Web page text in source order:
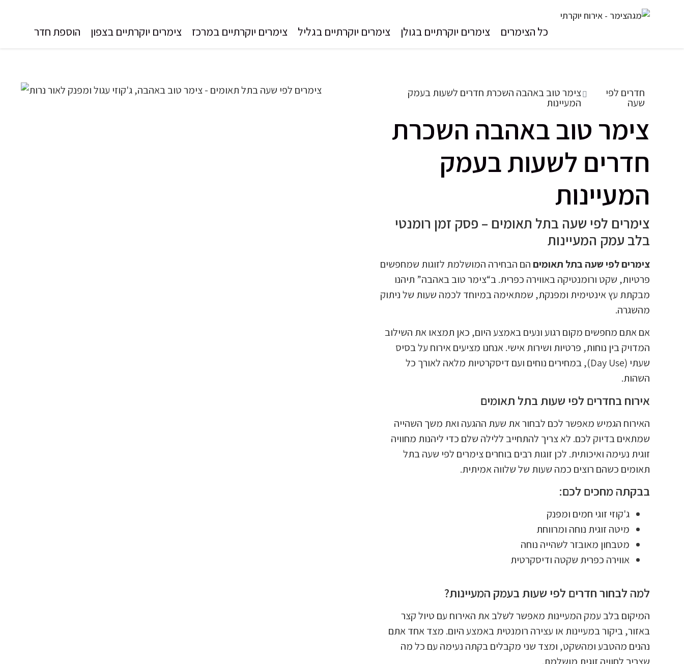
כל הצימרים צימרים יוקרתיים בגולן צימרים יוקרתיים בגליל צימרים יוקרתיים במרכז צימרים יוקרתיים בצפון הוספת חדר
חדרים לפי
שעה
צימר טוב באהבה השכרת חדרים לשעות בעמק
המעיינות
צימר טוב באהבה השכרת
חדרים לשעות בעמק
המעיינות
צימרים לפי שעה בתל תאומים – פסק זמן רומנטי
בלב עמק המעיינות
צימרים לפי שעה בתל תאומיםהם הבחירה המושלמת לזוגות שמחפשים
פרטיות, שקט ורומנטיקה באווירה כפרית. ב“צימר טוב באהבה” תיהנו
מבקתת עץ אינטימית ומפנקת, שמתאימה במיוחד לכמה שעות של ניתוק
מהשגרה.
אם אתם מחפשים מקום רגוע ונעים באמצע היום, כאן תמצאו את השילוב
המדויק בין נוחות, פרטיות ושירות אישי. אנחנו מציעים אירוח על בסיס
שעתי (Day Use), במחירים נוחים ועם דיסקרטיות מלאה לאורך כל
השהות.
אירוח בחדרים לפי שעות בתל תאומים
האירוח הגמיש מאפשר לכם לבחור את שעת ההגעה ואת משך השהייה
שמתאים בדיוק לכם. לא צריך להתחייב ללילה שלם כדי ליהנות מחוויה
זוגית נעימה ואיכותית. לכן זוגות רבים בוחרים צימרים לפי שעה בתל
תאומים כשהם רוצים כמה שעות של שלווה אמיתית.
בבקתה מחכים לכם:
ג'קוזי זוגי חמים ומפנק
מיטה זוגית נוחה ומרווחת
מטבחון מאובזר לשהייה נוחה
אווירה כפרית שקטה ודיסקרטית
למה לבחור חדרים לפי שעות בעמק המעיינות?
המיקום בלב עמק המעיינות מאפשר לשלב את האירוח עם טיול קצר
באזור, ביקור במעיינות או עצירה רומנטית באמצע היום. מצד אחד אתם
נהנים מהטבע ומהשקט, ומצד שני מקבלים בקתה נעימה עם כל מה